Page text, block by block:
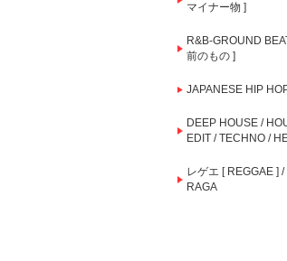
マイナー物 ]
R&B-GROUND
前のもの ]
JAPANESE HIP
DEEP HOUSE /
EDIT / TECHNO /
レゲエ [ REGGAE ]
RAGA